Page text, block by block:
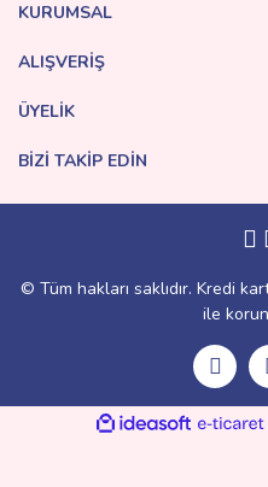
KURUMSAL
ALIŞVERİŞ
ÜYELİK
BİZİ TAKİP EDİN
© Tüm hakları saklıdır. Kredi
ile
ideasoft